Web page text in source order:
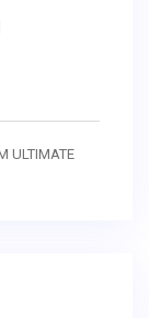
ULTIMATE